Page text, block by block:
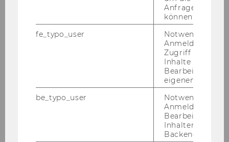
Research Career
Anfrage
können.
fe_typo_user
Notwendig für
Anmeldung und
Zugriff auf
Inhalte oder zur
Bearbeitung des
eigenen Profils.
be_typo_user
Notwendig für
Anmeldung und
Bearbeitung von
Inhalten im
Backend.